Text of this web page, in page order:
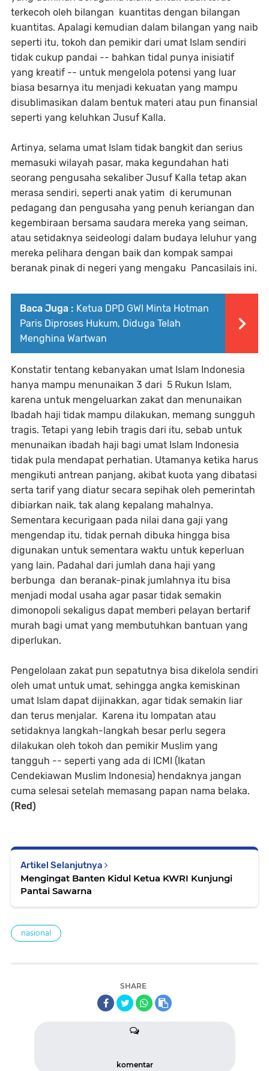
terkecoh oleh bilangan kuantitas dengan bilangan
kuantitas. Apalagi kemudian dalam bilangan yang naib
seperti itu, tokoh dan pemikir dari umat Islam sendiri
tidak cukup pandai -- bahkan tidal punya inisiatif
yang kreatif -- untuk mengelola potensi yang luar
biasa besarnya itu menjadi kekuatan yang mampu
disublimasikan dalam bentuk materi atau pun finansial
seperti yang keluhkan Jusuf Kalla.
Artinya, selama umat Islam tidak bangkit dan serius
memasuki wilayah pasar, maka kegundahan hati
seorang pengusaha sekaliber Jusuf Kalla tetap akan
merasa sendiri, seperti anak yatim di kerumunan
pedagang dan pengusaha yang penuh keriangan dan
kegembiraan bersama saudara mereka yang seiman,
atau setidaknya seideologi dalam budaya leluhur yang
mereka pelihara dengan baik dan kompak sampai
beranak pinak di negeri yang mengaku Pancasilais ini.
Baca Juga : Ketua DPD GWI Minta Hotman
Paris Diproses Hukum, Diduga Telah
Menghina Wartwan
Konstatir tentang kebanyakan umat Islam Indonesia
hanya mampu menunaikan 3 dari 5 Rukun Islam,
karena untuk mengeluarkan zakat dan menunaikan
Ibadah haji tidak mampu dilakukan, memang sungguh
tragis. Tetapi yang lebih tragis dari itu, sebab untuk
menunaikan ibadah haji bagi umat Islam Indonesia
tidak pula mendapat perhatian. Utamanya ketika harus
mengikuti antrean panjang, akibat kuota yang dibatasi
serta tarif yang diatur secara sepihak oleh pemerintah
dibiarkan naik, tak alang kepalang mahalnya.
Sementara kecurigaan pada nilai dana gaji yang
mengendap itu, tidak pernah dibuka hingga bisa
digunakan untuk sementara waktu untuk keperluan
yang lain. Padahal dari jumlah dana haji yang
berbunga dan beranak-pinak jumlahnya itu bisa
menjadi modal usaha agar pasar tidak semakin
dimonopoli sekaligus dapat memberi pelayan bertarif
murah bagi umat yang membutuhkan bantuan yang
diperlukan.
Pengelolaan zakat pun sepatutnya bisa dikelola sendiri
oleh umat untuk umat, sehingga angka kemiskinan
umat Islam dapat dijinakkan, agar tidak semakin liar
dan terus menjalar. Karena itu lompatan atau
setidaknya langkah-langkah besar perlu segera
dilakukan oleh tokoh dan pemikir Muslim yang
tangguh -- seperti yang ada di ICMI (Ikatan
Cendekiawan Muslim Indonesia) hendaknya jangan
cuma selesai setelah memasang papan nama belaka.
(Red)
Artikel Selanjutnya
Mengingat Banten Kidul Ketua KWRI Kunjungi
Pantai Sawarna
nasional
SHARE
komentar